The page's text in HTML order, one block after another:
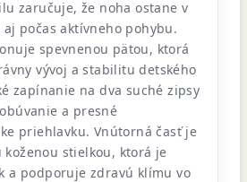
zaručuje, že noha ostane v
počas aktívneho pohybu.
spevnenou pätou, ktorá
vývoj a stabilitu detského
zapínanie na dva suché zipsy
a presné
priehlavku. Vnútorná časť je
koženou stielkou, ktorá je
a podporuje zdravú klímu vo